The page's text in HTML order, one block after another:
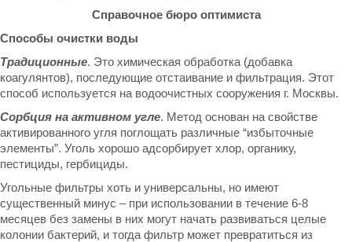
Справочное бюро оптимиста
Способы очистки воды
Традиционные. Это химическая обработка (добавка
коагулянтов), последующие отстаивание и фильтрация. Этот
способ используется на водоочистных сооружения г. Москвы.
Сорбция на активном угле. Метод основан на свойстве
активированного угля поглощать различные “избыточные
элементы”. Уголь хорошо адсорбирует хлор, органику,
пестициды, гербициды.
Угольные фильтры хоть и универсальны, но имеют
существенный минус – при использовании в течение 6-8
месяцев без замены в них могут начать развиваться целые
колонии бактерий, и тогда фильтр может превратиться из